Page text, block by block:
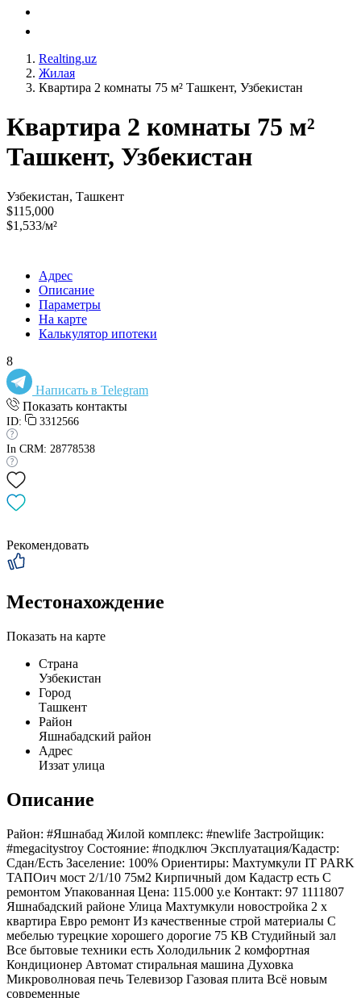
Realting.uz
Жилая
Квартира 2 комнаты 75 м² Ташкент, Узбекистан
Квартира 2 комнаты 75 м²
Ташкент, Узбекистан
Узбекистан, Ташкент
$115,000
$1,533/м²
Адрес
Описание
Параметры
На карте
Калькулятор ипотеки
8
Написать в Telegram
Показать контакты
ID: 3312566
In CRM: 28778538
Рекомендовать
Местонахождение
Показать на карте
Страна
Узбекистан
Город
Ташкент
Район
Яшнабадский район
Адрес
Иззат улица
Описание
Район: #Яшнабад Жилой комплекс: #newlife Застройщик:
#megacitystroy Состояние: #подключ Эксплуатация/Кадастр:
Сдан/Есть Заселение: 100% Ориентиры: Махтумкули IT PARK
ТАПОич мост 2/1/10 75м2 Кирпичный дом Кадастр есть С
ремонтом Упакованная Цена: 115.000 у.е Контакт: 97 1111807
Яшнабадский районе Улица Махтумкули новостройка 2 х
квартира Евро ремонт Из качественные строй материалы С
мебелью турецкие хорошего дорогие 75 КВ Студийный зал
Все бытовые техники есть Холодильник 2 комфортная
Кондиционер Автомат стиральная машина Духовка
Микроволновая печь Телевизор Газовая плита Всё новым
современные